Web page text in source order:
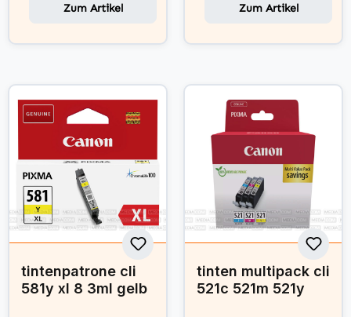
Zum Artikel Zum Artikel
tintenpatrone cli
581y xl 8 3ml gelb
tinten multipack cli
521c 521m 521y